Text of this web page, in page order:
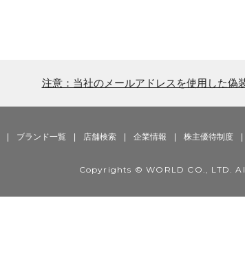
注意：当社のメールアドレスを使用した偽
ブランド一覧 店舗検索 企業情報 株主優待制度
Copyrights © WORLD CO., LTD.